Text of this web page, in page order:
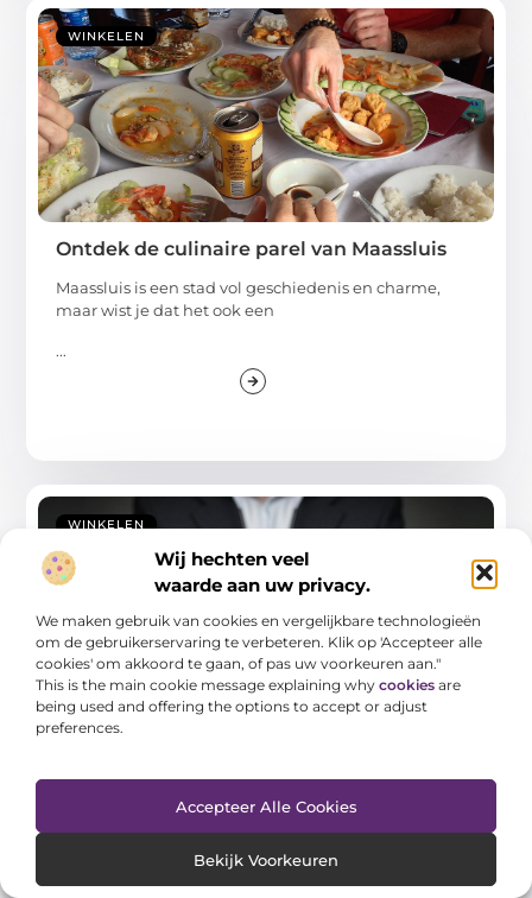
Wij hechten veel
waarde aan uw privacy.
We maken gebruik van cookies en vergelijkbare technologieën
om de gebruikerservaring te verbeteren. Klik op 'Accepteer alle
cookies' om akkoord te gaan, of pas uw voorkeuren aan."
This is the main cookie message explaining why cookies are
being used and offering the options to accept or adjust
preferences.
Accepteer Alle Cookies
Bekijk Voorkeuren
WINKELEN
Ontdek de culinaire parel van Maassluis
Maassluis is een stad vol geschiedenis en charme,
maar wist je dat het ook een
...
WINKELEN
Bouwen aan duurzame verbondenheid in
Harderwijk (Relatiecoaching). In dit artikel willen we